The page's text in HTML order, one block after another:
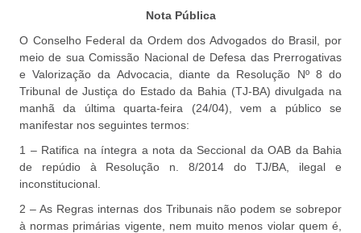
Nota Pública
O Conselho Federal da Ordem dos Advogados do Brasil, por
meio de sua Comissão Nacional de Defesa das Prerrogativas
e Valorização da Advocacia, diante da Resolução Nº 8 do
Tribunal de Justiça do Estado da Bahia (TJ-BA) divulgada na
manhã da última quarta-feira (24/04), vem a público se
manifestar nos seguintes termos:
1 – Ratifica na íntegra a nota da Seccional da OAB da Bahia
de repúdio à Resolução n. 8/2014 do TJ/BA, ilegal e
inconstitucional.
2 – As Regras internas dos Tribunais não podem se sobrepor
à normas primárias vigente, nem muito menos violar quem é,